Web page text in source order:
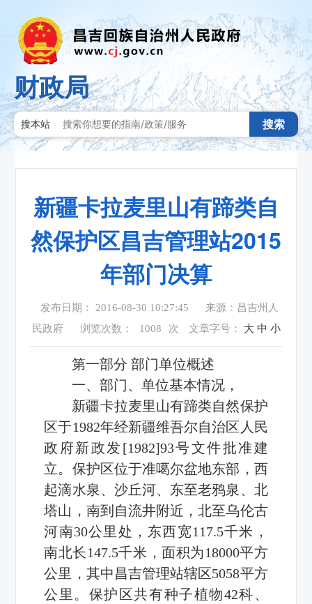
财政局
搜本站 搜索
新疆卡拉麦里山有蹄类自
然保护区昌吉管理站2015
年部门决算
发布日期： 2016-08-30 10:27:45
来源：昌吉州人
民政府
浏览次数： 1008 次 文章字号： 大 中 小
第一部分 部门单位概述
一、部门、单位基本情况，
新疆卡拉麦里山有蹄类自然保护
区于1982年经新疆维吾尔自治区人民
政府新政发[1982]93号文件批准建
立。保护区位于准噶尔盆地东部，西
起滴水泉、沙丘河、东至老鸦泉、北
塔山，南到自流井附近，北至乌伦古
河南30公里处，东西宽117.5千米，
南北长147.5千米，面积为18000平方
公里，其中昌吉管理站辖区5058平方
公里。保护区共有种子植物42科、